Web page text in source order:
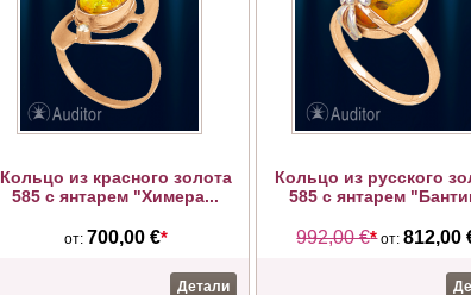
Кольцо из красного золота
585 с янтарем "Химера...
от: 700,00 €*
Детали
Кольцо из русского
585 с янтарем
992,00 €*от:812,00